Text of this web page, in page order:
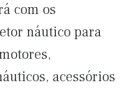
com os
náutico para
acessórios